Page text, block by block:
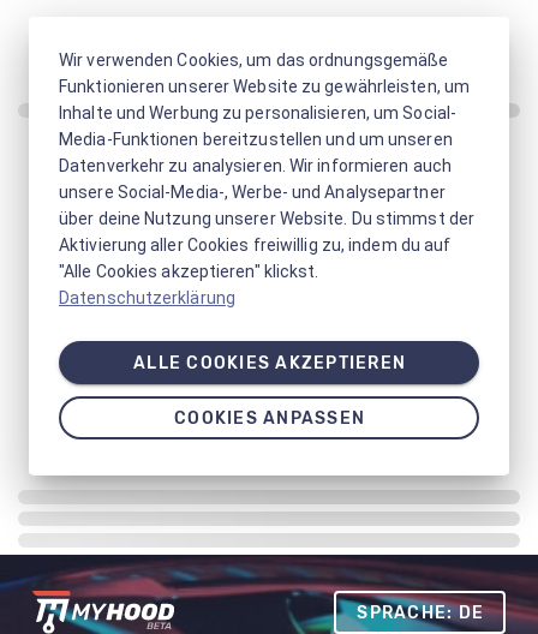
SPRACHE: DE
Wir verwenden Cookies, um das ordnungsgemäße
Funktionieren unserer Website zu gewährleisten, um
Inhalte und Werbung zu personalisieren, um Social-
Media-Funktionen bereitzustellen und um unseren
Datenverkehr zu analysieren. Wir informieren auch
unsere Social-Media-, Werbe- und Analysepartner
über deine Nutzung unserer Website. Du stimmst der
Aktivierung aller Cookies freiwillig zu, indem du auf
"Alle Cookies akzeptieren" klickst.
Datenschutzerklärung
ALLE COOKIES AKZEPTIEREN
COOKIES ANPASSEN